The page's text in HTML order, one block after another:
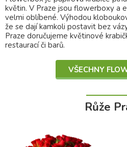
květin. V Praze jsou flowerboxy a
velmi oblíbené. Výhodou
že se dají kamkoli postavit bez
Praze doručujeme květinové
restaurací či barů.
VŠECHNY
Růže